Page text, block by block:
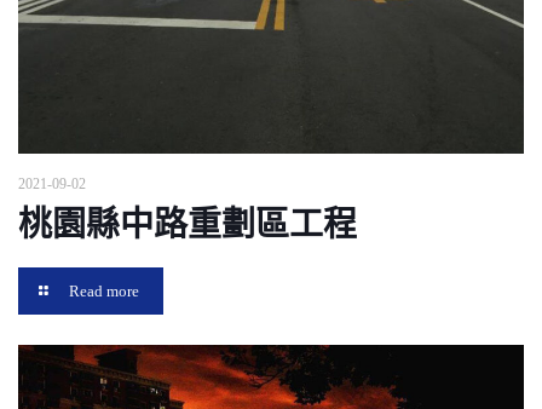
2021-09-02
桃園縣中路重劃區工程
Read more